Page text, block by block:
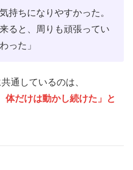
持ちになりやすかった。
ると、周りも頑張ってい
った」
通しているのは、
体だけは動かし続けた」と